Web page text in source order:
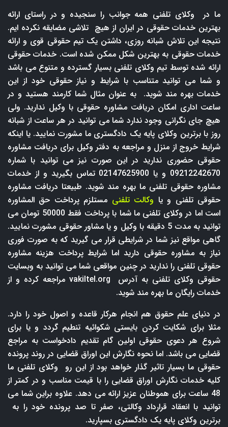
ما در وکلای تلفنی همه جوانب را سنجیده و در راستای ارائه
بهترین خدمات حقوقی در ایران از هیچ تلاشی مضایقه نکرده ایم.
نتیجه این تلاش شبانه روزی، داشتن یک تیم حقوقی قوی و ارائه
خدمات حقوقی به بهترین شکل ممکن شده است. خدمات حقوقی
ارائه شده توسط تیم وکلای تلفنی بسیار گسترده و متنوع می باشد
و شما می توانید متناسب با شرایط و نیاز حقوقی خود از این
خدمات بهره مند شوید. به عنوان مثال شما کارمند هستید و در
ساعت اداری امکان دریافت مشاوره حقوقی با وکیل ندارید. ولی
هیچ جای نگرانی وجود ندارد شما می توانید در هر ساعت از شبانه
روز با برترین وکلای پایه یک دادگستری ما مشورت نمایید. یا اینکه
شرایط خروج از منزل و مراجعه به دفتر وکیل برای دریافت مشاوره
حقوقی حضوری ندارید در این صورت نیز می توانید با شماره
09212242670 و یا 02147625900 تماس بگیرید و از خدمات
مشاوره حقوقی تلفنی ما بهره مند شوید. طبیعتا دریافت مشاوره
حقوقی تلفنی و یا وکالت تلفنی مستلزم پرداخت حق المشاوره
است اما در وکلای تلفنی ما شما با پرداخت فقط 50000 تومان می
توانید به مدت 5 دقیقه با وکیل و یا مشاور حقوقی مشورت نمایید.
گاهی مواقع نیز شما در شرایطی قرار می گیرید که به صورت فوری
نیاز به مشاوره حقوقی دارید اما شرایط پرداخت هزینه مشاوره
حقوقی تلفنی را ندارید در چنین مواقعی شما می توانید به وبسایت
حقوقی وکلای تلفنی به آدرس
vakiltel.org مراجعه کرده و از
خدمات رایگان ما بهره مند شوید.
در دنیای علم حقوق هم انجام هرکار قاعده و اصول خود را دارد.
مثلا برای شکایت کردن بایستی شکوائیه تنطیم گردد و یا برای
شروع هر دعوی حقوقی اولین گام تقدیم دادخواست به مراجع
قضایی می باشد. اما نحوه نگارش این اوراق قضایی در روند پرونده
حقوقی ما بسیار تاثیر گذار خواهد بود از این رو وکلای تلفنی ما
کلیه خدمات نگارش اوراق قضایی را با قیمت مناسب و در کمتر از
48 ساعت برای هموطنان عزیز ارائه می دهد. علاوه براین شما می
توانید با انعقاد قرارداد وکالتی، صفر تا صد پرونده خود را به
برترین وکلای پایه یک دادگستری بسپارید.